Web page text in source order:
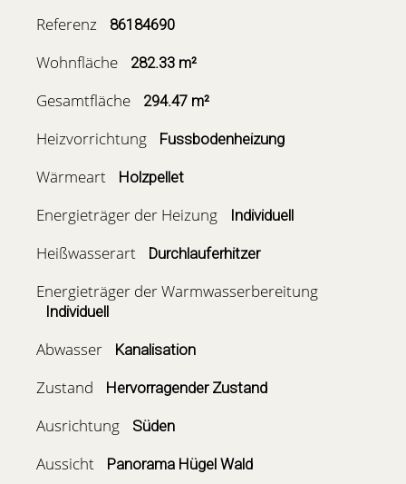
Referenz 86184690
Wohnfläche 282.33 m²
Gesamtfläche 294.47 m²
Heizvorrichtung Fussbodenheizung
Wärmeart Holzpellet
Energieträger der Heizung Individuell
Heißwasserart Durchlauferhitzer
Energieträger der Warmwasserbereitung
Individuell
Abwasser Kanalisation
Zustand Hervorragender Zustand
Ausrichtung Süden
Aussicht Panorama Hügel Wald